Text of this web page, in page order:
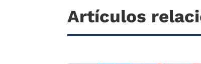
Artículos